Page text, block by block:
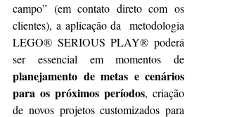
campo” (em contato direto com os
clientes), a aplicação da  metodologia
LEGO® SERIOUS ​PLAY® poderá
planejamento de metas e cenários
para os próximos períodos, criação
de novos projetos customizados para